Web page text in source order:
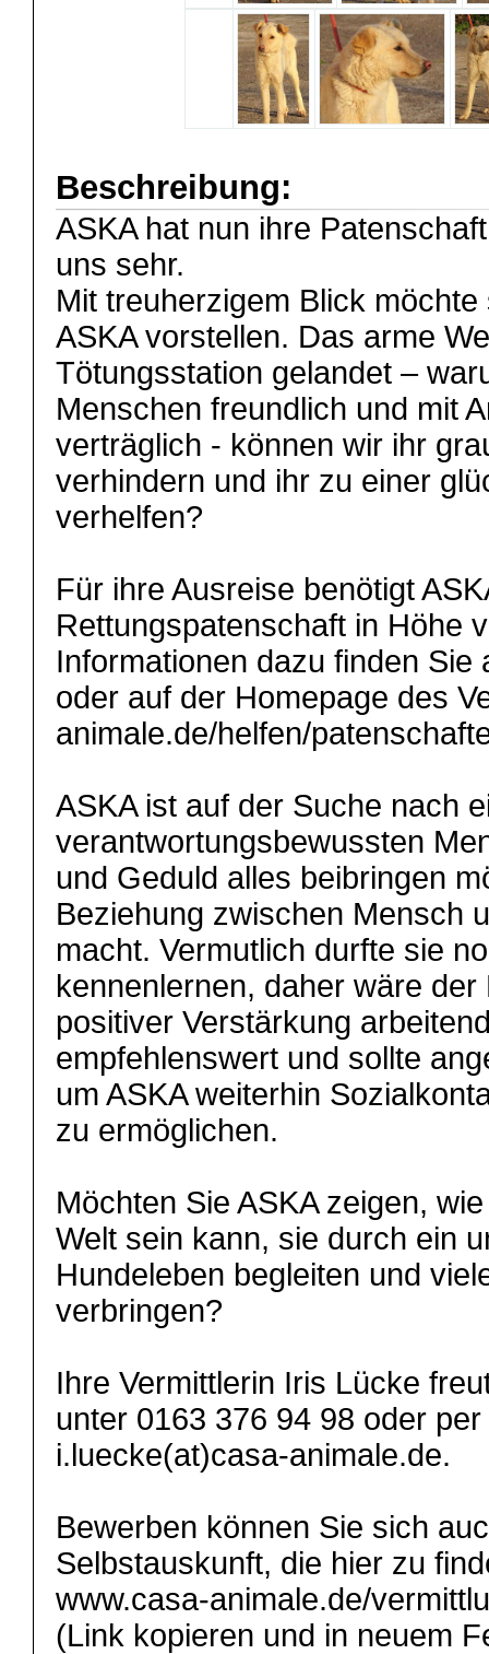
Beschreibung:
ASKA hat nun ihre
uns sehr.
Mit treuherzigem Blick
ASKA vorstellen. Das arme
Tötungsstation gelandet –
Menschen freundlich und mit
verträglich - können wir ihr
verhindern und ihr zu einer
verhelfen?
Für ihre Ausreise benötigt
Rettungspatenschaft in Höhe
Informationen dazu finden Sie
oder auf der Homepage des
animale.de/helfen/
ASKA ist auf der Suche nach
verantwortungsbewussten
und Geduld alles beibringen
Beziehung zwischen Mensch
macht. Vermutlich durfte sie
kennenlernen, daher wäre
positiver Verstärkung
empfehlenswert und sollte
um ASKA weiterhin
zu ermöglichen.
Möchten Sie ASKA zeigen,
Welt sein kann, sie durch ein
Hundeleben begleiten und
verbringen?
Ihre Vermittlerin Iris Lücke
unter 0163 376 94 98 oder
i.luecke(at)casa-animale.de.
Bewerben können Sie sich
Selbstauskunft, die hier zu
www.casa-animale.de/
(Link kopieren und in neuem